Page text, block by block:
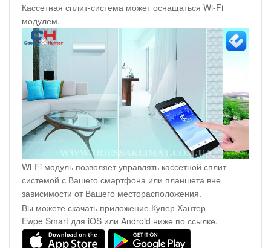
Кассетная сплит-система может оснащаться Wi-Fi
модулем.
Wi-Fi модуль позволяет управлять кассетной сплит-
системой с Вашего смартфона или планшета вне
зависимости от Вашего месторасположения.
Вы можете скачать приложение Купер Хантер
Ewpe Smart для iOS или Android ниже по ссылке.